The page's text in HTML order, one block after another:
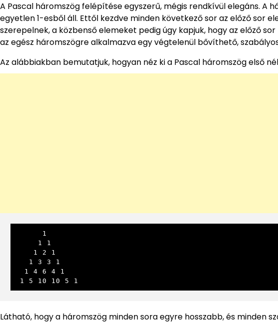
A Pascal háromszög felépítése egyszerű, mégis rendkívül elegáns. A
egyetlen 1-esből áll. Ettől kezdve minden következő sor az előző sor
szerepelnek, a közbenső elemeket pedig úgy kapjuk, hogy az előző
az egész háromszögre alkalmazva egy végtelenül bővíthető,
Az alábbiakban bemutatjuk, hogyan néz ki a Pascal háromszög első
1 5 10 10 5 1
Látható, hogy a háromszög minden sora egyre hosszabb, és minden